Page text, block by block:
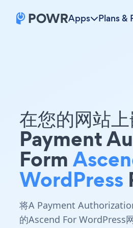
Apps Plans &
在您的网站
Payment
Form
WordPress
将A Payment
的Ascend For WordPress